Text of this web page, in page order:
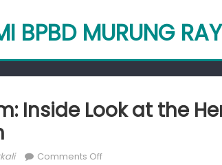
BPBD MURUNG
Inside Look at the
Comments Offon